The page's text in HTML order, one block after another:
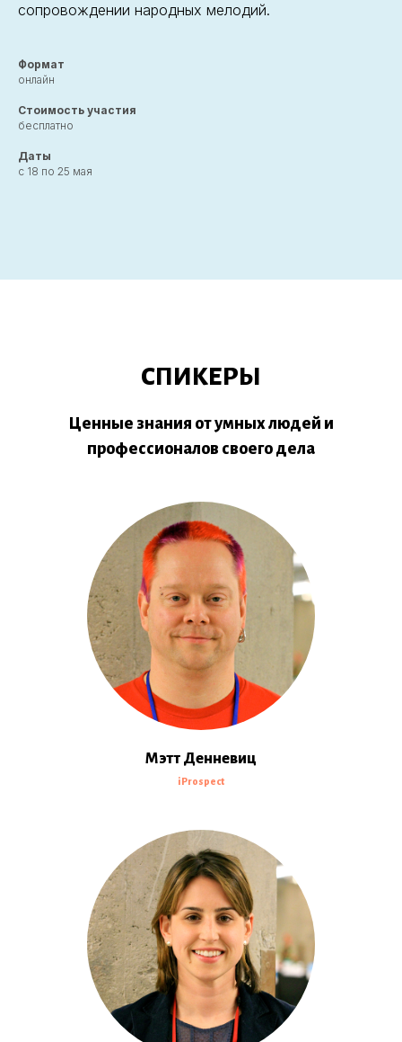
сопровождении народных мелодий.
Формат
онлайн
Стоимость участия
бесплатно
Даты
с 18 по 25 мая
СПИКЕРЫ
Ценные знания от умных людей и
профессионалов своего дела
Мэтт Денневиц
iProspect